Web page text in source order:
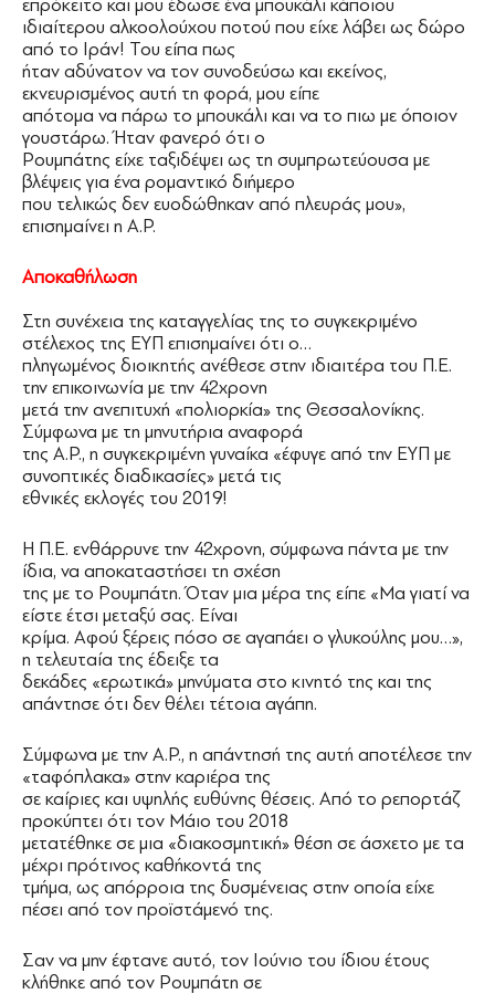
επρόκειτο και μου έδωσε ένα μπουκάλι κάποιου
ιδιαίτερου αλκοολούχου ποτού που είχε λάβει ως δώρο
από το Ιράν! Του είπα πως
ήταν αδύνατον να τον συνοδεύσω και εκείνος,
εκνευρισμένος αυτή τη φορά, μου είπε
απότομα να πάρω το μπουκάλι και να το πιω με όποιον
γουστάρω. Ήταν φανερό ότι ο
Ρουμπάτης είχε ταξιδέψει ως τη συμπρωτεύουσα με
βλέψεις για ένα ρομαντικό διήμερο
που τελικώς δεν ευοδώθηκαν από πλευράς μου»,
επισημαίνει η Α.Ρ.
Αποκαθήλωση
Στη συνέχεια της καταγγελίας της το συγκεκριμένο
στέλεχος της ΕΥΠ επισημαίνει ότι ο…
πληγωμένος διοικητής ανέθεσε στην ιδιαιτέρα του Π.Ε.
την επικοινωνία με την 42χρονη
μετά την ανεπιτυχή «πολιορκία» της Θεσσαλονίκης.
Σύμφωνα με τη μηνυτήρια αναφορά
της Α.Ρ., η συγκεκριμένη γυναίκα «έφυγε από την ΕΥΠ με
συνοπτικές διαδικασίες» μετά τις
εθνικές εκλογές του 2019!
Η Π.Ε. ενθάρρυνε την 42χρονη, σύμφωνα πάντα με την
ίδια, να αποκαταστήσει τη σχέση
της με το Ρουμπάτη. Όταν μια μέρα της είπε «Μα γιατί να
είστε έτσι μεταξύ σας. Είναι
κρίμα. Αφού ξέρεις πόσο σε αγαπάει ο γλυκούλης μου…»,
η τελευταία της έδειξε τα
δεκάδες «ερωτικά» μηνύματα στο κινητό της και της
απάντησε ότι δεν θέλει τέτοια αγάπη.
Σύμφωνα με την Α.Ρ., η απάντησή της αυτή αποτέλεσε την
«ταφόπλακα» στην καριέρα της
σε καίριες και υψηλής ευθύνης θέσεις. Από το ρεπορτάζ
προκύπτει ότι τον Μάιο του 2018
μετατέθηκε σε μια «διακοσμητική» θέση σε άσχετο με τα
μέχρι πρότινος καθήκοντά της
τμήμα, ως απόρροια της δυσμένειας στην οποία είχε
πέσει από τον προϊστάμενό της.
Σαν να μην έφτανε αυτό, τον Ιούνιο του ίδιου έτους
κλήθηκε από τον Ρουμπάτη σε